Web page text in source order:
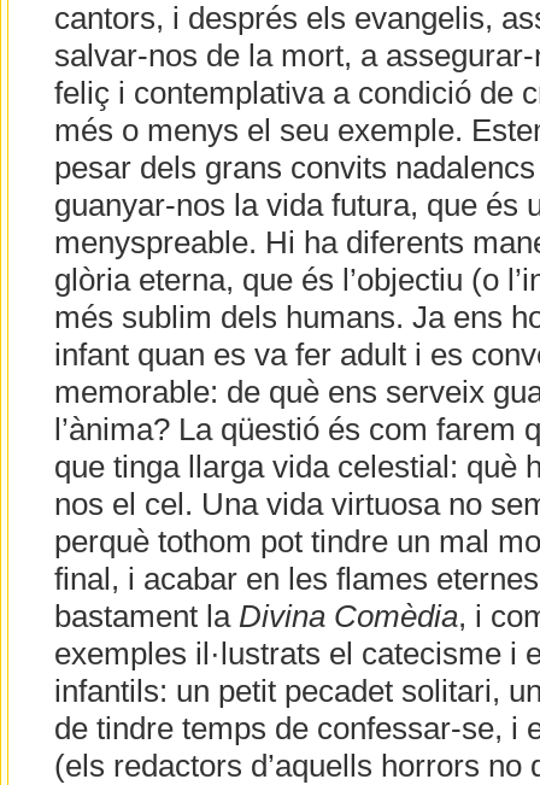
cantors, i després els evangelis,
salvar-nos de la mort, a
feliç i contemplativa a condició de
més o menys el seu exemple.
pesar dels grans convits
guanyar-nos la vida futura, que és
menyspreable. Hi ha diferents
glòria eterna, que és l’objectiu (o
més sublim dels humans. Ja ens
infant quan es va fer adult i es
memorable: de què ens serveix
l’ànima? La qüestió és com farem
que tinga llarga vida celestial: què
nos el cel. Una vida virtuosa no
perquè tothom pot tindre un mal
final, i acabar en les flames
bastament la Divina Comèdia, i
exemples il·lustrats el catecisme i
infantils: un petit pecadet solitari,
de tindre temps de confessar-se, i
(els redactors d’aquells horrors no